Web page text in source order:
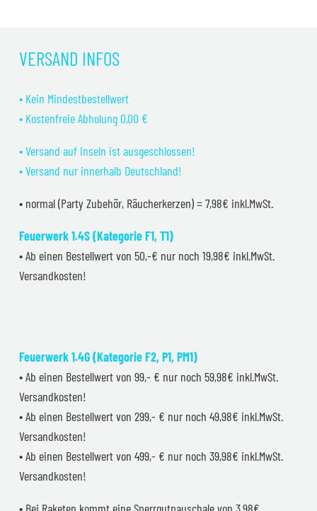
VERSAND INFOS
• Kein Mindestbestellwert
• Kostenfreie Abholung 0,00 €
• Versand auf Inseln ist ausgeschlossen!
• Versand nur innerhalb Deutschland!
• normal (Party Zubehör, Räucherkerzen) = 7,98€ inkl.MwSt.
Feuerwerk 1.4S (Kategorie F1, T1)
• Ab einen Bestellwert von 50,-€ nur noch 19,98€ inkl.MwSt.
Versandkosten!
Feuerwerk 1.4G (Kategorie F2, P1, PM1)
• Ab einen Bestellwert von 99,- € nur noch 59,98€ inkl.MwSt.
Versandkosten!
• Ab einen Bestellwert von 299,- € nur noch 49,98€ inkl.MwSt.
Versandkosten!
• Ab einen Bestellwert von 499,- € nur noch 39,98€ inkl.MwSt.
Versandkosten!